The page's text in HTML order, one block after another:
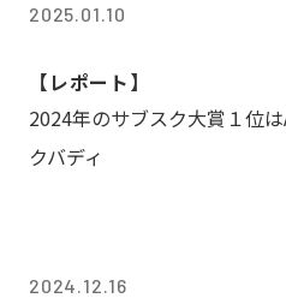
2025.01.10
【レポート】
2024年のサブスク大賞１位
クバディ
2024.12.16